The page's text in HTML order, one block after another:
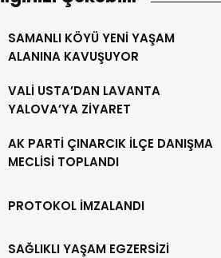
SAMANLI KÖYÜ YENİ YAŞAM
ALANINA KAVUŞUYOR
VALİ USTA’DAN LAVANTA
YALOVA’YA ZİYARET
AK PARTİ ÇINARCIK İLÇE DANIŞMA
MECLİSİ TOPLANDI
PROTOKOL İMZALANDI
SAĞLIKLI YAŞAM EGZERSİZİ